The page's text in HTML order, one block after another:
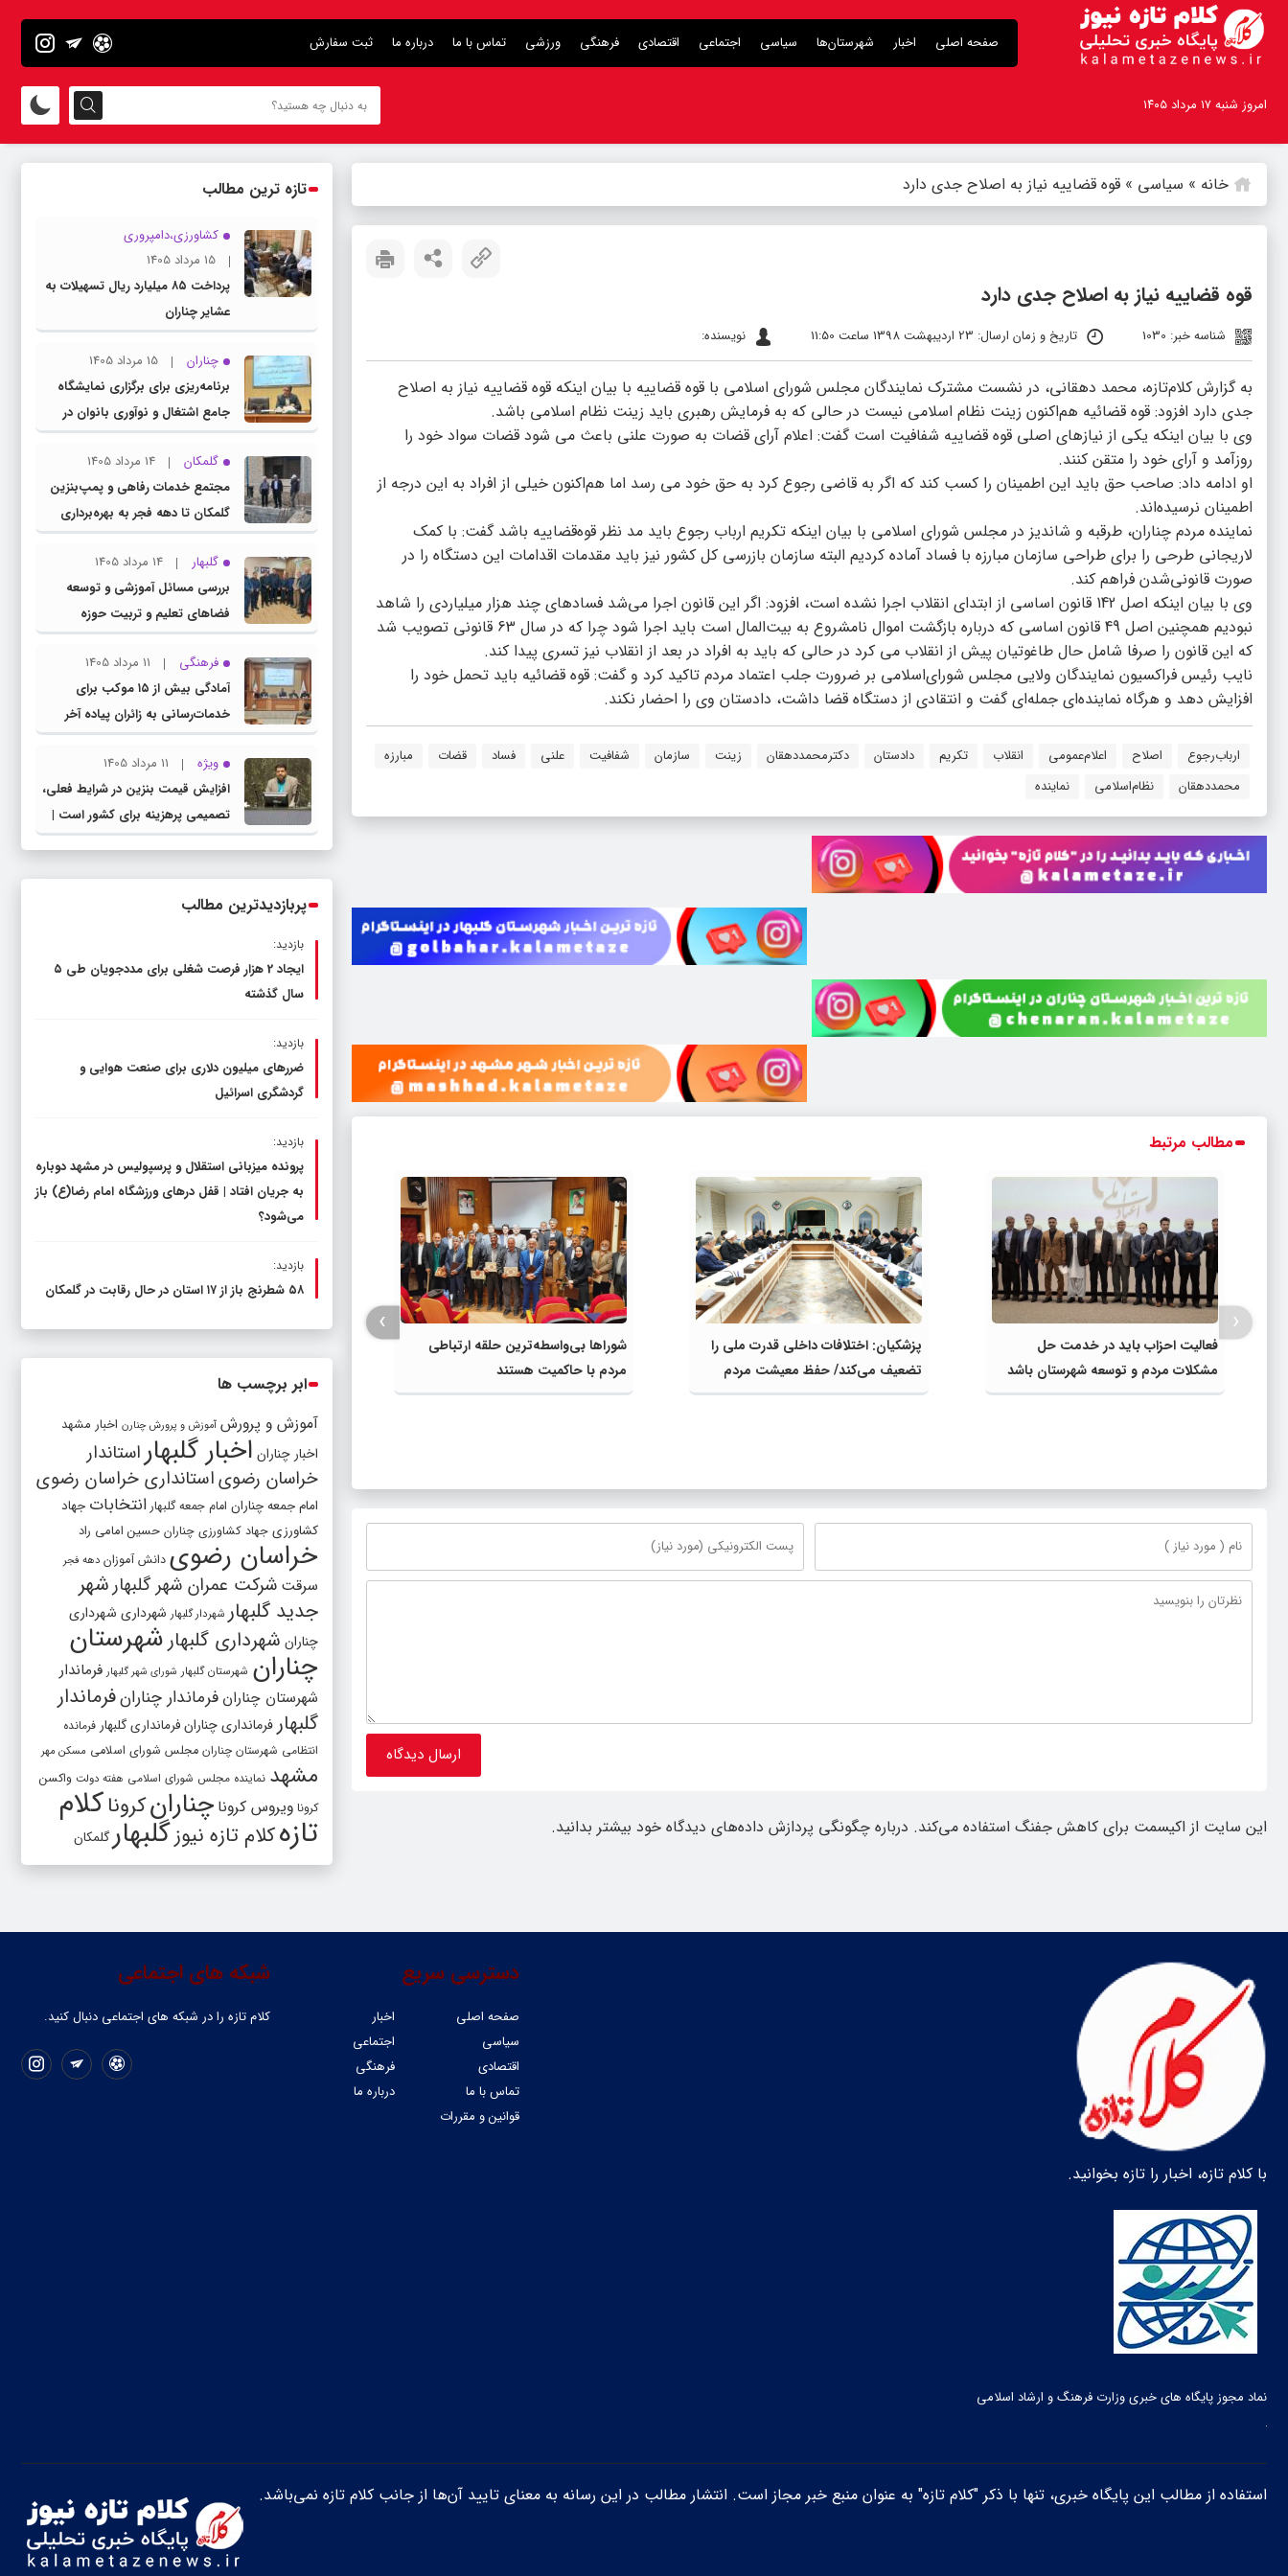
صفحه اصلی اخبار شهرستان‌ها سیاسی اجتماعی اقتصادی فرهنگی ورزشی تماس با ما درباره ما ثبت سفارش
امروز شنبه ۱۷ مرداد ۱۴۰۵
خانه » سیاسی » قوه قضاییه نیاز به اصلاح جدی دارد
قوه قضاییه نیاز به اصلاح جدی دارد
شناسه خبر: 1030 تاریخ و زمان ارسال: 23 اردیبهشت 1398 ساعت 11:50 نویسنده:
به گزارش کلام‌تازه، محمد دهقانی، در نشست مشترک نمایندگان مجلس شورای اسلامی با قوه قضاییه با بیان اینکه قوه قضاییه نیاز به اصلاح
جدی دارد افزود: قوه قضائیه هم‌اکنون زینت نظام اسلامی نیست در حالی که به فرمایش رهبری باید زینت نظام اسلامی باشد.
وی با بیان اینکه یکی از نیازهای اصلی قوه قضاییه شفافیت است گفت: اعلام آرای قضات به صورت علنی باعث می شود قضات سواد خود را
روزآمد و آرای خود را متقن کنند.
او ادامه داد: صاحب حق باید این اطمینان را کسب کند که اگر به قاضی رجوع کرد به حق خود می رسد اما هم‌اکنون خیلی از افراد به این درجه از
اطمینان نرسیده‌اند.
نماینده مردم چناران، طرقبه و شاندیز در مجلس شورای اسلامی با بیان اینکه تکریم ارباب رجوع باید مد نظر قوه‌قضاییه باشد گفت: با کمک
لاریجانی طرحی را برای طراحی سازمان مبارزه با فساد آماده کردیم البته سازمان بازرسی کل کشور نیز باید مقدمات اقدامات این دستگاه را در
صورت قانونی‌شدن فراهم کند.
وی با بیان اینکه اصل 142 قانون اساسی از ابتدای انقلاب اجرا نشده است، افزود: اگر این قانون اجرا می‌شد فسادهای چند هزار میلیاردی را شاهد
نبودیم همچنین اصل 49 قانون اساسی که درباره بازگشت اموال نامشروع به بیت‌المال است باید اجرا شود چرا که در سال 63 قانونی تصویب شد
که این قانون را صرفا شامل حال طاغوتیان پیش از انقلاب می کرد در حالی که باید به افراد در بعد از انقلاب نیز تسری پیدا کند.
نایب رئیس فراکسیون نمایندگان ولایی مجلس شورای‌اسلامی بر ضرورت جلب اعتماد مردم تاکید کرد و گفت: قوه قضائیه باید تحمل خود را
افزایش دهد و هرگاه نماینده‌ای جمله‌ای گفت و انتقادی از دستگاه قضا داشت، دادستان وی را احضار نکند.
ارباب‌رجوع اصلاح اعلام‌عمومی انقلاب تکریم دادستان دکتر‌محمد‌دهقان زینت سازمان شفافیت علنی فساد قضات
مبارزه
محمد‌دهقان
نظام‌اسلامی نماینده
مطالب مرتبط
فعالیت احزاب باید در خدمت حل
مشکلات مردم و توسعه شهرستان باشد
پزشکیان: اختلافات داخلی قدرت ملی را
تضعیف می‌کند/ حفظ معیشت مردم
اولویت اصلی دولت است
شوراها بی‌واسطه‌ترین حلقه ارتباطی
مردم با حاکمیت هستند
جلسه توجیهی نامزدهای هفتمین دوره
انتخابات شوراهای اسلامی شهر‌های گلبهار
و گلمکان برگزار شد‌
‹
›
این سایت از اکیسمت برای کاهش جفنگ استفاده می‌کند. درباره چگونگی پردازش داده‌های دیدگاه خود بیشتر بدانید.
تازه ترین مطالب
کشاورزی،دامپروری
15 مرداد 1405
پرداخت ۸۵ میلیارد ریال تسهیلات به
عشایر چناران
چناران
15 مرداد 1405
برنامه‌ریزی برای برگزاری نمایشگاه
جامع اشتغال و نوآوری بانوان در
چناران
گلمکان
14 مرداد 1405
مجتمع خدمات رفاهی و پمپ‌بنزین
گلمکان تا دهه فجر به بهره‌برداری
می‌رسد
گلبهار
14 مرداد 1405
بررسی مسائل آموزشی و توسعه
فضاهای تعلیم و تربیت حوزه
انتخابیه در نشست مشترک عضو
کمیسیون آموزش مجلس با مدیرکل
آموزش و پرورش خراسان رضوی
فرهنگی
11 مرداد 1405
آمادگی بیش از ۱۵ موکب برای
خدمات‌رسانی به زائران پیاده آخر
صفر در شهرستان چناران
ویژه
11 مرداد 1405
افزایش قیمت بنزین در شرایط فعلی،
تصمیمی پرهزینه برای کشور است |
دولت، قاچاق سوخت و عوامل اصلی
پربازدیدترین مطالب
بازدید:
ایجاد 2 هزار فرصت شغلی برای مددجویان طی ۵
سال گذشته
بازدید:
ضررهای میلیون دلاری برای صنعت هوایی و
گردشگری اسرائیل
بازدید:
پرونده میزبانی استقلال و پرسپولیس در مشهد دوباره
به جریان افتاد | قفل در‌های ورزشگاه امام رضا(ع) باز
می‌شود؟
بازدید:
۵۸ شطرنج‌ باز از ۱۷ استان در حال رقابت در گلمکان
ابر برچسب ها
آموزش و پرورش آموزش و پرورش چنارن اخبار مشهد
اخبار چناران اخبار گلبهار استاندار
خراسان رضویاستانداری خراسان رضوی
امام جمعه چناران امام جمعه گلبهار انتخابات جهاد
کشاورزی جهاد کشاورزی چناران حسین امامی راد
خراسان رضوی دانش آموزان دهه فجر
سرقت شرکت عمران شهر گلبهارشهر
جدید گلبهار شهردار گلبهار شهرداری شهرداری
چناران شهرداری گلبهار شهرستان
چناران شهرستان گلبهار شورای شهر گلبهار فرماندار
شهرستان چناران فرماندار چنارانفرماندار
گلبهار فرمانداری چنارانفرمانداری گلبهار فرمانده
انتظامی شهرستان چناران مجلس شورای اسلامی مسکن مهر
مشهد نماینده مجلس شورای اسلامی هفته دولت واکسن
کرونا ویروس کرونا چنارانکروناکلام
تازهکلام تازه نیوزگلبهارگلمکان
با کلام تازه، اخبار را تازه بخوانید.
نماد مجوز پایگاه های خبری وزارت فرهنگ و ارشاد اسلامی
شبکه های اجتماعی
کلام تازه را در شبکه ‌های اجتماعی دنبال کنید.
دسترسی سریع
صفحه اصلی
اخبار
سیاسی
اجتماعی
اقتصادی
فرهنگی
تماس با ما
درباره ما
قوانین و مقررات
استفاده از مطالب این پایگاه خبری، تنها با ذکر "کلام تازه" به عنوان منبع خبر مجاز است. انتشار مطالب در این رسانه به معنای تایید آن‌ها از جانب کلام تازه نمی‌باشد.